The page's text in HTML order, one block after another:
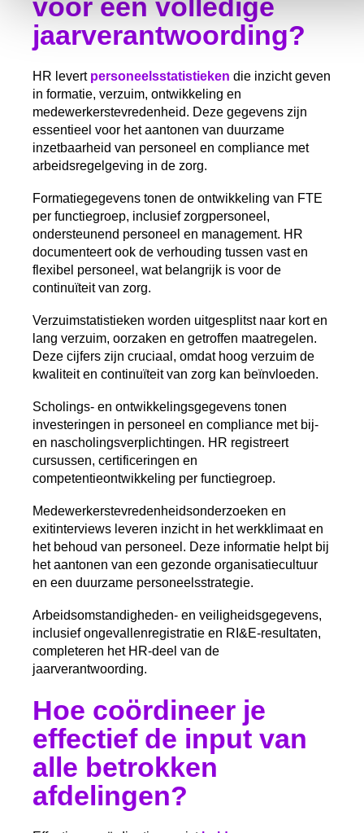
voor een volledige
jaarverantwoording?
HR levert personeelsstatistieken die inzicht geven
in formatie, verzuim, ontwikkeling en
medewerkerstevredenheid. Deze gegevens zijn
essentieel voor het aantonen van duurzame
inzetbaarheid van personeel en compliance met
arbeidsregelgeving in de zorg.
Formatiegegevens tonen de ontwikkeling van FTE
per functiegroep, inclusief zorgpersoneel,
ondersteunend personeel en management. HR
documenteert ook de verhouding tussen vast en
flexibel personeel, wat belangrijk is voor de
continuïteit van zorg.
Verzuimstatistieken worden uitgesplitst naar kort en
lang verzuim, oorzaken en getroffen maatregelen.
Deze cijfers zijn cruciaal, omdat hoog verzuim de
kwaliteit en continuïteit van zorg kan beïnvloeden.
Scholings- en ontwikkelingsgegevens tonen
investeringen in personeel en compliance met bij-
en nascholingsverplichtingen. HR registreert
cursussen, certificeringen en
competentieontwikkeling per functiegroep.
Medewerkerstevredenheidsonderzoeken en
exitinterviews leveren inzicht in het werkklimaat en
het behoud van personeel. Deze informatie helpt bij
het aantonen van een gezonde organisatiecultuur
en een duurzame personeelsstrategie.
Arbeidsomstandigheden- en veiligheidsgegevens,
inclusief ongevallenregistratie en RI&E-resultaten,
completeren het HR-deel van de
jaarverantwoording.
Hoe coördineer je
effectief de input van
alle betrokken
afdelingen?